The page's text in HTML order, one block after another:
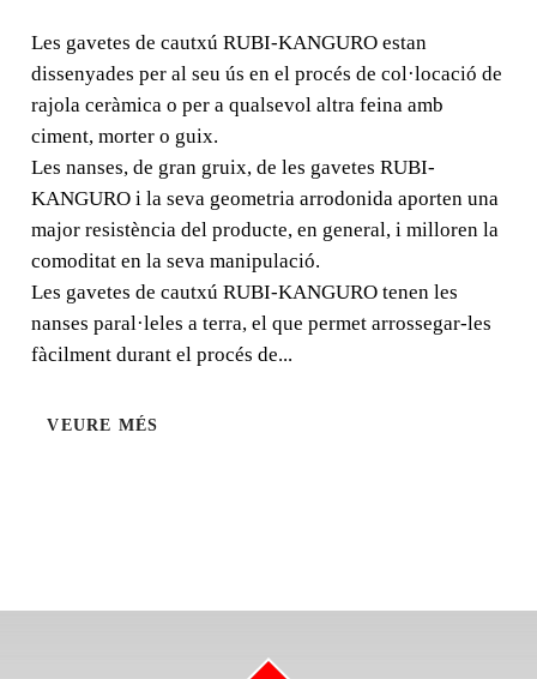
Les gavetes de cautxú RUBI-KANGURO estan
dissenyades per al seu ús en el procés de col·locació de
rajola ceràmica o per a qualsevol altra feina amb ciment,
morter o guix.
Les gavetes de cautxú RUBI-KANGURO estan
dissenyades per al seu ús en el procés de col·locació de
rajola ceràmica o per a qualsevol altra feina amb
ciment, morter o guix.
Les nanses, de gran gruix, de les gavetes RUBI-
KANGURO i la seva geometria arrodonida aporten una
major resistència del producte, en general, i milloren la
comoditat en la seva manipulació.
Les gavetes de cautxú RUBI-KANGURO tenen les
nanses paral·leles a terra, el que permet arrossegar-les
fàcilment durant el procés de...
VEURE MÉS